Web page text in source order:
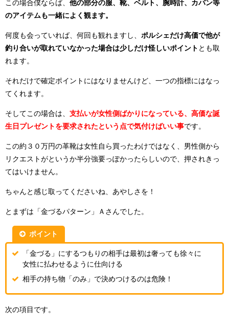
この場合僕ならば、 他の部分の服、靴、ベルト、腕時計、カバン等
のアイテムも一緒によく観ます。
何度も会っていれば、何回も観れますし、 ポルシェだけ高価で他が
釣り合いが取れていなかった場合は少しだけ怪しいポイント とも取
れます。
それだけで確定ポイントにはなりませんけど、一つの指標にはなっ
てくれます。
そしてこの場合は、 支払いが女性側ばかりになっている、高価な誕
生日プレゼントを要求されたという点で気付けばいい事です。
この約３０万円の革靴は女性自ら買ったわけではなく、男性側から
リクエストがというか半分強要っぽかったらしいので、押されきっ
てはいけません。
ちゃんと感じ取ってくださいね、あやしさを！
とまずは「金づるパターン」Ａさんでした。
ポイント
「金づる」にするつもりの相手は最初は奢っても徐々に
女性に払わせるように仕向ける
相手の持ち物「のみ」で決めつけるのは危険！
次の項目です。